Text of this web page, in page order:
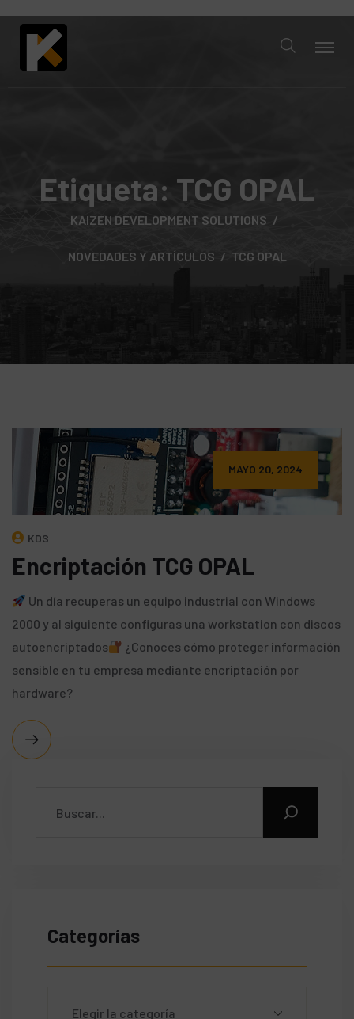
Etiqueta: TCG OPAL
KAIZEN DEVELOPMENT SOLUTIONS
NOVEDADES Y ARTÍCULOS TCG OPAL
MAYO 20, 2024
KDS
Encriptación TCG OPAL
Un día recuperas un equipo industrial con Windows
2000 y al siguiente configuras una workstation con discos
autoencriptados
¿Conoces cómo proteger información
sensible en tu empresa mediante encriptación por
hardware?
Categorías